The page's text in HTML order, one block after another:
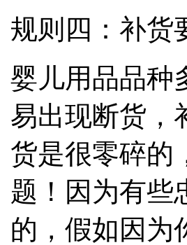
规则四：补货
婴儿用品品种
易出现断货，
货是很零碎的
题！因为有些
的，假如因为